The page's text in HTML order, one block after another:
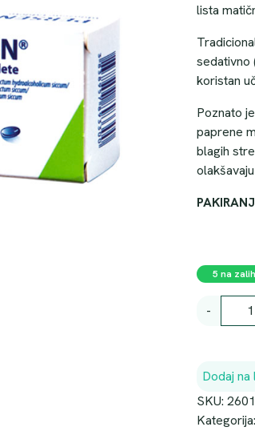
lista
sedativno
koristan
Poznato
paprene
blagih
5 na
-
E
N
D
Dodaj na
SKU: 2601
Kategorija: